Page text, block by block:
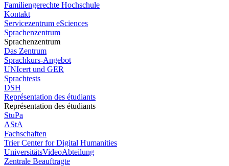
Familiengerechte Hochschule
Kontakt
Servicezentrum eSciences
Sprachenzentrum
Sprachenzentrum
Das Zentrum
Sprachkurs-Angebot
UNIcert und GER
Sprachtests
DSH
Représentation des étudiants
Représentation des étudiants
StuPa
AStA
Fachschaften
Trier Center for Digital Humanities
UniversitätsVideoAbteilung
Zentrale Beauftragte